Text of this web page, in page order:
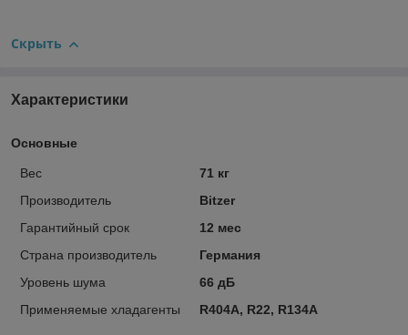
Скрыть
Характеристики
Основные
Вес
71 кг
Производитель
Bitzer
Гарантийный срок
12 мес
Страна производитель
Германия
Уровень шума
66 дБ
Применяемые хладагенты
R404A, R22, R134A